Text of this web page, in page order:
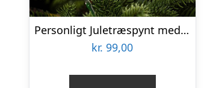
Personligt Juletræspynt med Billede
kr. 99,00